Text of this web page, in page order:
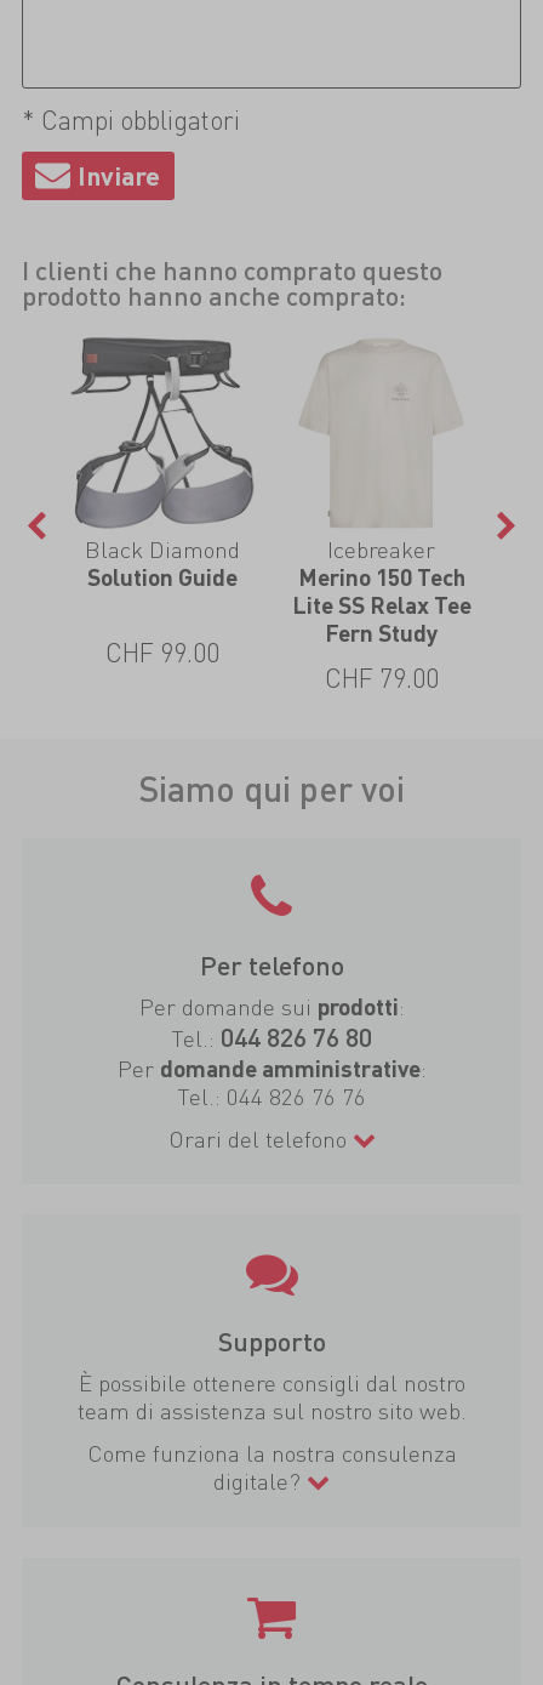
* Campi obbligatori
I clienti che hanno comprato questo
prodotto hanno anche comprato:
Black Diamond
Solution Guide
CHF 99.00
Icebreaker
Merino 150 Tech
Lite SS Relax Tee
Fern Study
CHF 79.00
Siamo qui per voi
Per telefono
Per domande sui prodotti:
Tel.: 044 826 76 80
Per domande amministrative:
Tel.: 044 826 76 76
Orari del telefono
Supporto
È possibile ottenere consigli dal nostro
team di assistenza sul nostro sito web.
Come funziona la nostra consulenza
digitale?